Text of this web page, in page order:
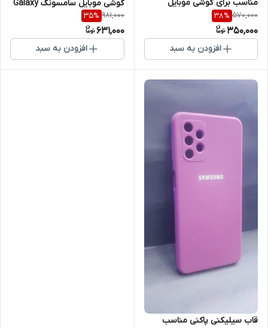
مناسب برای گوشی موبایل
سامسونگ Galaxy A73
570,000
38%
350,000
افزودن به سبد
گوشی موبایل سامسونگ Galaxy
A73
981,000
35%
631,000
افزودن به سبد
قاب سیلیکنی پاکنی مناسب